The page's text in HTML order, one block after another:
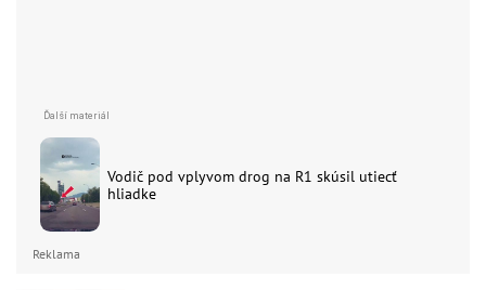
Vodič pod vplyvom drog na R1 skúsil utiecť
hliadke
Reklama